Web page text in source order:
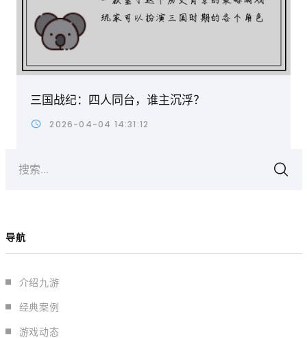
三国战纪：四人同台，谁主沉浮？
2026-04-04 14:31:12
搜索...
导航
介绍九游
经典案例
游戏动态